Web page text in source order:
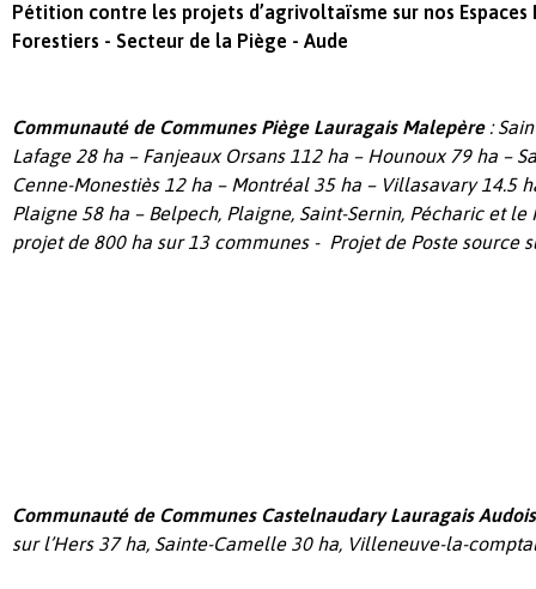
Pétition contre les projets d’agrivoltaïsme sur nos
Forestiers - Secteur de la Piège - Aude
Communauté de Communes Piège Lauragais Malepère:
Lafage 28 ha – Fanjeaux Orsans 112 ha – Hounoux 79 ha –
Cenne-Monestiès 12 ha – Montréal 35 ha – Villasavary 14.5
Plaigne 58 ha – Belpech, Plaigne, Saint-Sernin, Pécharic et le
projet de 800 ha sur 13 communes - Projet de Poste source
Communauté de Communes Castelnaudary Lauragais
sur l’Hers 37 ha, Sainte-Camelle 30 ha, Villeneuve-la-